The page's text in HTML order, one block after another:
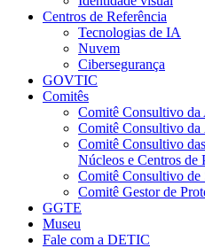
Centros de Referência
Tecnologias de IA
Nuvem
Cibersegurança
GOVTIC
Comitês
Comitê Consultivo da
Comitê Consultivo da
Comitê Consultivo
Núcleos e Centros de
Comitê Consultivo de
Comitê Gestor de
GGTE
Museu
Fale com a DETIC